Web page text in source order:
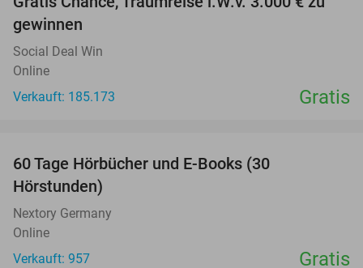
gewinnen
Social Deal Win
Online
Verkauft: 185.173
Gratis
60 Tage Hörbücher und E-Books (30
Hörstunden)
Nextory Germany
Online
Verkauft: 957
Gratis